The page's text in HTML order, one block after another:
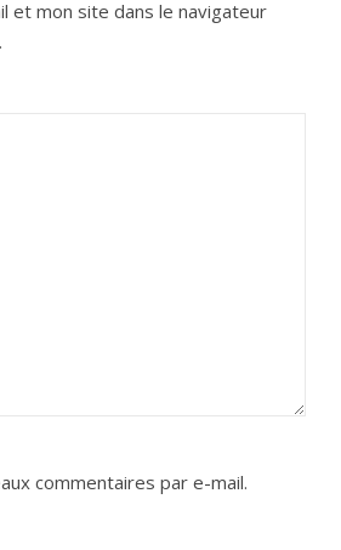
et mon site dans le navigateur
commentaires par e-mail.